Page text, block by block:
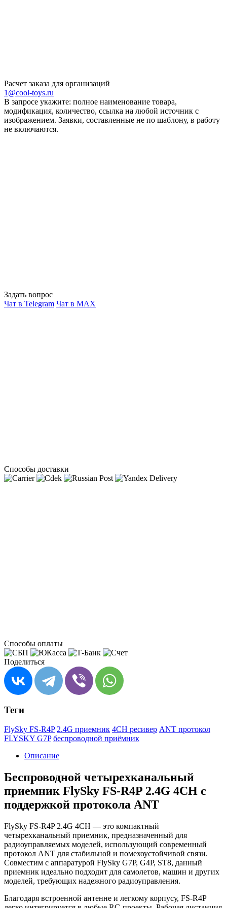
Расчет заказа для организаций
1@cool-toys.ru
В запросе укажите: полное наименование товара,
модификация, количество, ссылка на любой источник с
изображением. Заявки, составленные не по шаблону, в работу
не включаются.
Задать вопрос
Чат в Telegram Чат в MAX
Способы доставки
Способы оплаты
Поделиться
Теги
FlySky FS-R4P 2.4G приемник 4CH ресивер ANT протокол
FLYSKY G7P беспроводной приёмник
Описание
Беспроводной четырехканальный
приемник FlySky FS-R4P 2.4G 4CH с
поддержкой протокола ANT
FlySky FS-R4P 2.4G 4CH — это компактный
четырехканальный приемник, предназначенный для
радиоуправляемых моделей, использующий современный
протокол ANT для стабильной и помехоустойчивой связи.
Совместим с аппаратурой FlySky G7P, G4P, ST8, данный
приемник идеально подходит для самолетов, машин и других
моделей, требующих надежного радиоуправления.
Благодаря встроенной антенне и легкому корпусу, FS-R4P